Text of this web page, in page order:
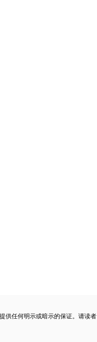
供任何明示或暗示的保证。请读者